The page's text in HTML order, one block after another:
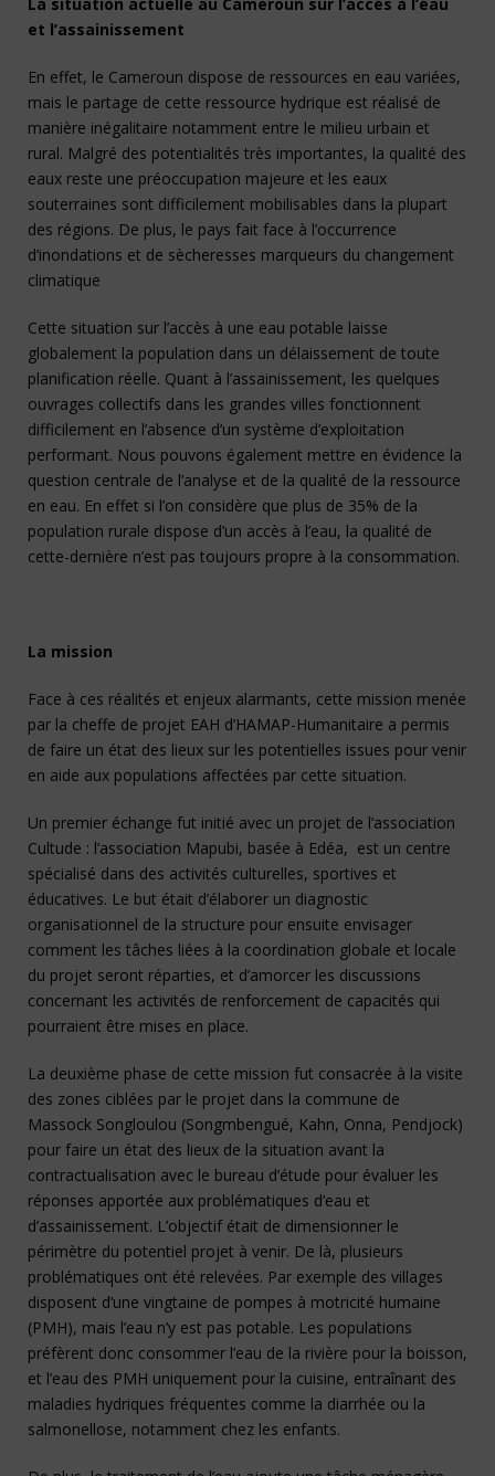
et l’assainissement
En effet, le Cameroun dispose de ressources en eau variées,
mais le partage de cette ressource hydrique est réalisé de
manière inégalitaire notamment entre le milieu urbain et
rural. Malgré des potentialités très importantes, la qualité des
eaux reste une préoccupation majeure et les eaux
souterraines sont difficilement mobilisables dans la plupart
des régions. De plus, le pays fait face à l’occurrence
d’inondations et de sècheresses marqueurs du changement
climatique
Cette situation sur l’accès à une eau potable laisse
globalement la population dans un délaissement de toute
planification réelle. Quant à l’assainissement, les quelques
ouvrages collectifs dans les grandes villes fonctionnent
difficilement en l’absence d’un système d’exploitation
performant. Nous pouvons également mettre en évidence la
question centrale de l’analyse et de la qualité de la ressource
en eau. En effet si l’on considère que plus de 35% de la
population rurale dispose d’un accès à l’eau, la qualité de
cette-dernière n’est pas toujours propre à la consommation.
La mission
Face à ces réalités et enjeux alarmants, cette mission menée
par la cheffe de projet EAH d’HAMAP-Humanitaire a permis
de faire un état des lieux sur les potentielles issues pour venir
en aide aux populations affectées par cette situation.
Un premier échange fut initié avec un projet de l’association
Cultude : l’association Mapubi, basée à Edéa, est un centre
spécialisé dans des activités culturelles, sportives et
éducatives. Le but était d’élaborer un diagnostic
organisationnel de la structure pour ensuite envisager
comment les tâches liées à la coordination globale et locale
du projet seront réparties, et d’amorcer les discussions
concernant les activités de renforcement de capacités qui
pourraient être mises en place.
La deuxième phase de cette mission fut consacrée à la visite
des zones ciblées par le projet dans la commune de
Massock Songloulou (Songmbengué, Kahn, Onna, Pendjock)
pour faire un état des lieux de la situation avant la
contractualisation avec le bureau d’étude pour évaluer les
réponses apportée aux problématiques d’eau et
d’assainissement. L’objectif était de dimensionner le
périmètre du potentiel projet à venir. De là, plusieurs
problématiques ont été relevées. Par exemple des villages
disposent d’une vingtaine de pompes à motricité humaine
(PMH), mais l’eau n’y est pas potable. Les populations
préfèrent donc consommer l’eau de la rivière pour la boisson,
et l’eau des PMH uniquement pour la cuisine, entraînant des
maladies hydriques fréquentes comme la diarrhée ou la
salmonellose, notamment chez les enfants.